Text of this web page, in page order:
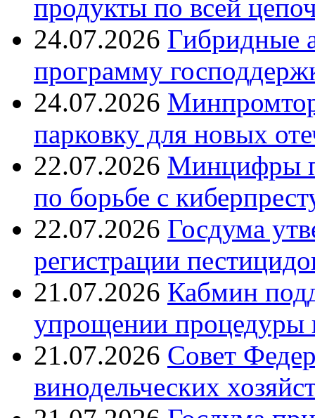
продукты по всей
24.07.2026 Гибридные
программу
24.07.2026
парковку для новых
22.07.2026 Минцифры
по борьбе с
22.07.2026 Госдума
регистрации
21.07.2026 Кабмин
упрощении процедуры
21.07.2026 Совет
винодельческих